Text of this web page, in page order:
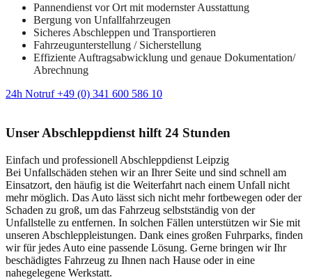
Pannendienst vor Ort mit modernster Ausstattung
Bergung von Unfallfahrzeugen
Sicheres Abschleppen und Transportieren
Fahrzeugunterstellung / Sicherstellung
Effiziente Auftragsabwicklung und genaue Dokumentation/
Abrechnung
24h Notruf +49 (0) 341 600 586 10
Unser Abschleppdienst hilft 24 Stunden
Einfach und professionell Abschleppdienst Leipzig
Bei Unfallschäden stehen wir an Ihrer Seite und sind schnell am
Einsatzort, den häufig ist die Weiterfahrt nach einem Unfall nicht
mehr möglich. Das Auto lässt sich nicht mehr fortbewegen oder der
Schaden zu groß, um das Fahrzeug selbstständig von der
Unfallstelle zu entfernen. In solchen Fällen unterstützen wir Sie mit
unseren Abschleppleistungen. Dank eines großen Fuhrparks, finden
wir für jedes Auto eine passende Lösung. Gerne bringen wir Ihr
beschädigtes Fahrzeug zu Ihnen nach Hause oder in eine
nahegelegene Werkstatt.